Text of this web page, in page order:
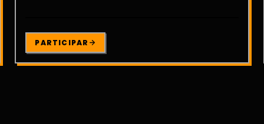
PARTICIPAR